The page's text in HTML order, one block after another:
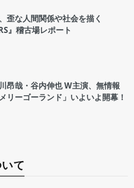
歪な人間関係や社会を描く
』稽古場レポート
昂哉・谷内伸也 W主演、無情報
リーゴーランド」いよいよ開幕！
て